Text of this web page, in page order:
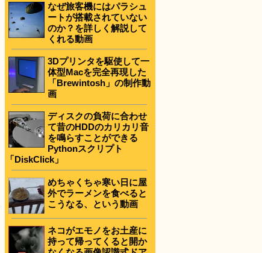
なぜ旅客機にはパラシュ
ートが搭載されていない
のか？を詳しく解説して
くれる動画
3Dプリンタを駆使して一
体型Macを完全再現した
「Brewintosh」の制作動
画
ディスクの負荷に合わせ
て昔のHDDのカリカリ音
を鳴らすことができる
Pythonスクリプト
「DiskClick」
めちゃくちゃ寒い日に屋
外でラーメンを食べると
こうなる、という動画
ネコがエモノをお土産に
持って帰ってくると開か